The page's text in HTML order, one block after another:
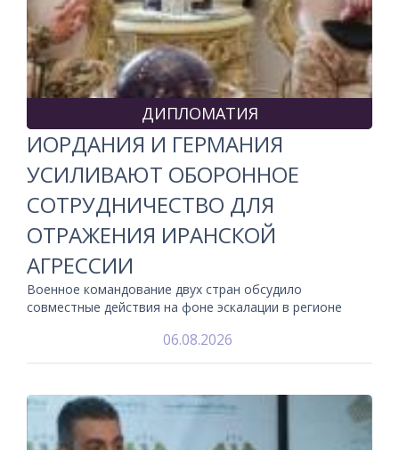
ДИПЛОМАТИЯ
ИОРДАНИЯ И ГЕРМАНИЯ
УСИЛИВАЮТ ОБОРОННОЕ
СОТРУДНИЧЕСТВО ДЛЯ
ОТРАЖЕНИЯ ИРАНСКОЙ
АГРЕССИИ
Военное командование двух стран обсудило
совместные действия на фоне эскалации в регионе
06.08.2026